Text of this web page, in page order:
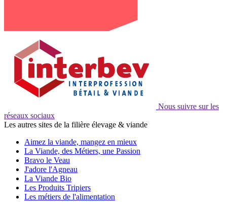
Nous suivre sur les
réseaux sociaux
Les autres sites de la filière élevage & viande
Aimez la viande, mangez en mieux
La Viande, des Métiers, une Passion
Bravo le Veau
J'adore l'Agneau
La Viande Bio
Les Produits Tripiers
Les métiers de l'alimentation